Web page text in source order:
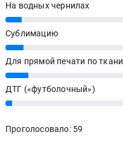
На водных чернилах
7%
Сублимацию
8%
Для прямой печати по ткани
10%
ДТГ («футболочный»)
3%
Проголосовало: 59